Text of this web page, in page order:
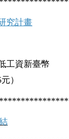
究計畫
工資新臺幣
）